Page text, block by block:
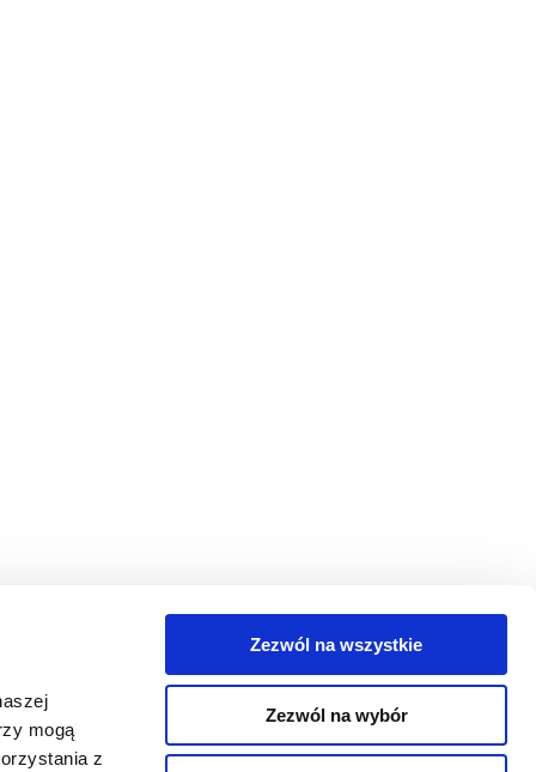
mogą
z
Zezwól na wszystkie
Zezwól na wybór